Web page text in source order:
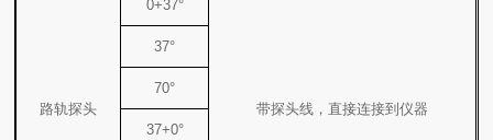
路轨探头
0+37°
带探头线，直接连接到仪器
37°
70°
37+0°